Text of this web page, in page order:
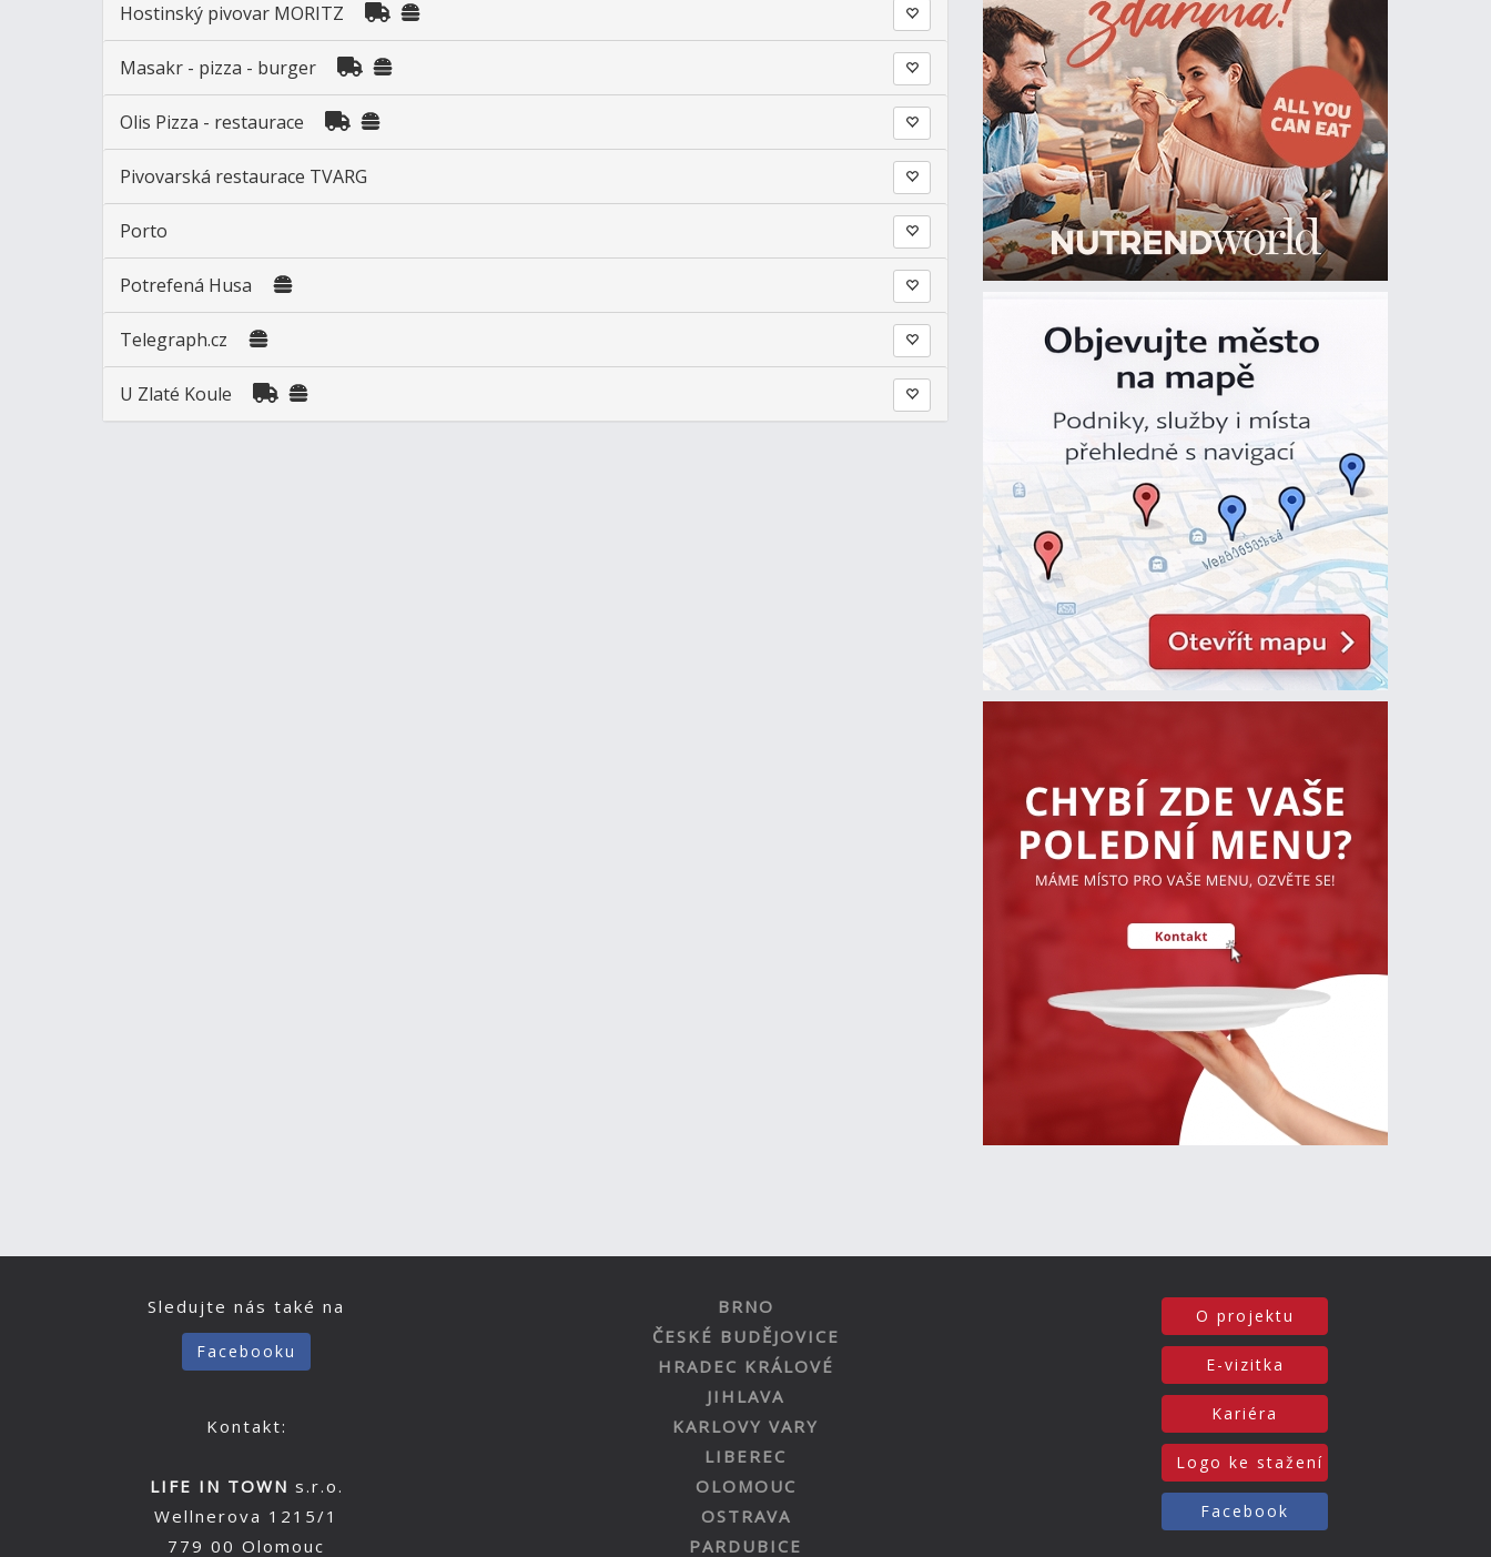
Hostinský pivovar MORITZ
Masakr - pizza - burger
Olis Pizza - restaurace
Pivovarská restaurace TVARG
Porto
Potrefená Husa
Telegraph.cz
U Zlaté Koule
Sledujte nás také na
Facebooku
Kontakt:
LIFE IN TOWN s.r.o.
Wellnerova 1215/1
779 00 Olomouc
BRNO
ČESKÉ BUDĚJOVICE
HRADEC KRÁLOVÉ
JIHLAVA
KARLOVY VARY
LIBEREC
OLOMOUC
OSTRAVA
PARDUBICE
O projektu
E-vizitka
Kariéra
Logo ke stažení
Facebook